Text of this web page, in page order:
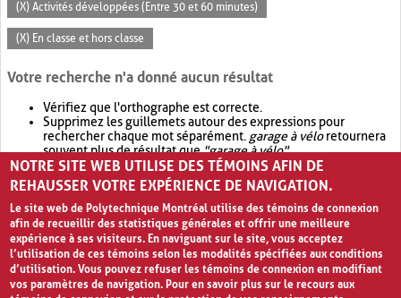
(X) Activités développées (Entre 30 et 60 minutes)
(X) En classe et hors classe
Votre recherche n'a donné aucun résultat
Vérifiez que l'orthographe est correcte.
Supprimez les guillemets autour des expressions pour
rechercher chaque mot séparément. garage à véloretournera
souvent plus de résultat que"garage à vélo".
Envisagez d'élargir votre recherche avec OR.garage OR vélo
retournera souvent plus de résultat quegarage à vélo
NOTRE SITE WEB UTILISE DES TÉMOINS AFIN DE
REHAUSSER VOTRE EXPÉRIENCE DE NAVIGATION.
Le site web de Polytechnique Montréal utilise des témoins de connexion
afin de recueillir des statistiques générales et offrir une meilleure
expérience à ses visiteurs. En naviguant sur le site, vous acceptez
l’utilisation de ces témoins selon les modalités spécifiées aux conditions
d’utilisation. Vous pouvez refuser les témoins de connexion en modifiant
vos paramètres de navigation. Pour en savoir plus sur le recours aux